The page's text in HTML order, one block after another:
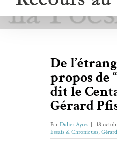
De
propos de
dit le
Gérard
ParDidier Ayres 18
Essais & Chroniques,